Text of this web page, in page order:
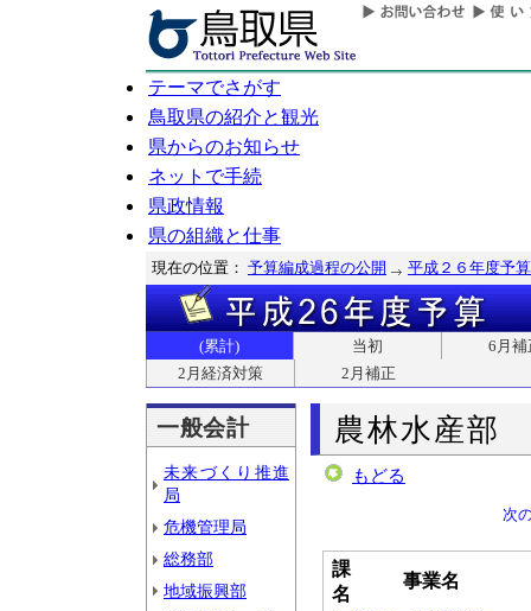
テーマでさがす
鳥取県の紹介と観光
県からのお知らせ
ネットで手続
県政情報
県の組織と仕事
現在の位置： 予算編成過程の公開 平成２６年度予算
(累計) 当初
6月補
2月経済対策
2月補正
一般会計
未来づくり推進
局
危機管理局
総務部
地域振興部
農林水産部
もどる
次
課
名
事業名